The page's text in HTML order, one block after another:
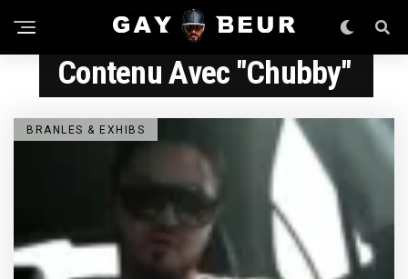
Contenu Avec "chubby"
BRANLES & EXHIBS